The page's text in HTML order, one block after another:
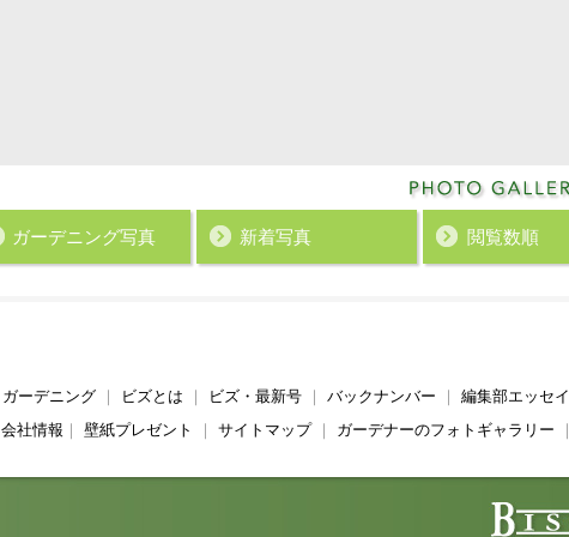
ガーデニング写真 新着写真 閲覧数順
ガーデニング｜ ビズとは ビズ・最新号｜ バックナンバー 編集部エッセイ
会社情報
壁紙プレゼント サイトマップ｜ ガーデナーのフォトギャラリー